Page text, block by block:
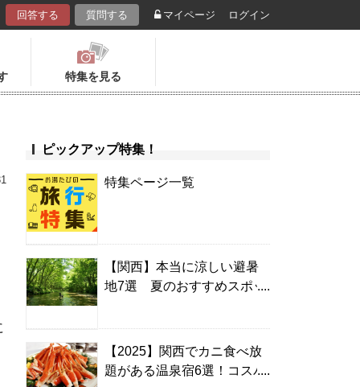
回答する 質問する マイページ ログイン
特集を見る
ピックアップ特集！
特集ページ一覧
【関西】本当に涼しい避暑
地7選 夏のおすすめスポッ
【2025】関西でカニ食べ放
題がある温泉宿6選！コスパ